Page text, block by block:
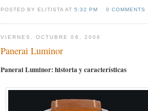
POSTED BY ELITISTA AT5:32 PM 0 COMMENTS
VIERNES, OCTUBRE 06, 2006
Panerai Luminor
Panerai Luminor: historia y características